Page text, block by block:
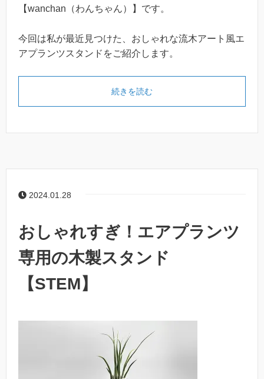
【wanchan（わんちゃん）】です。
今回は私が最近見つけた、おしゃれな流木アート風エ
アプランツスタンドをご紹介します。
続きを読む
2024.01.28
おしゃれすぎ！エアプランツ
専用の木製スタンド
【STEM】